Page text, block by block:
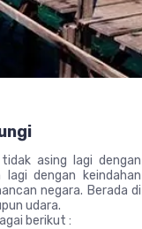
asing lagi dengan
dengan keindahan
negara. Berada di
udara.
berikut :